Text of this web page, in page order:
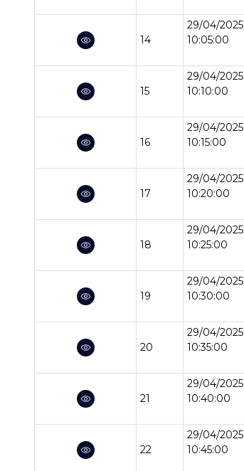
14
29/04/2025
10:05:00
15
29/04/2025
10:10:00
16
29/04/2025
10:15:00
17
29/04/2025
10:20:00
18
29/04/2025
10:25:00
19
29/04/2025
10:30:00
20
29/04/2025
10:35:00
21
29/04/2025
10:40:00
22
29/04/2025
10:45:00